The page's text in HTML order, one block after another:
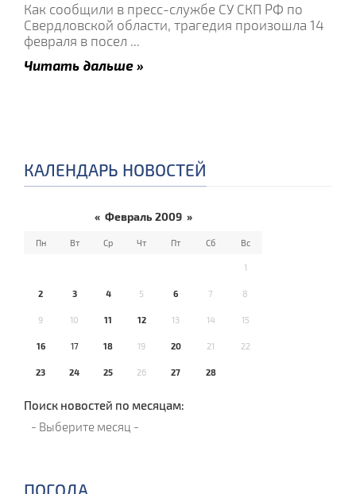
Как сообщили в пресс-службе СУ СКП РФ по
Свердловской области, трагедия произошла 14
февраля в посел ...
Читать дальше »
КАЛЕНДАРЬ НОВОСТЕЙ
« Февраль 2009 »
Пн Вт Ср Чт Пт Сб Вс
1
2 3 4 5 6 7 8
9 10 11 12 13 14 15
16 17 18 19 20 21 22
23 24 25 26 27 28
Поиск новостей по месяцам:
ПОГОДА